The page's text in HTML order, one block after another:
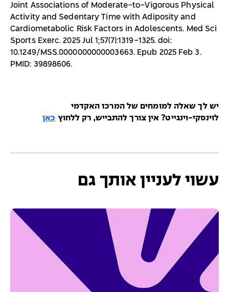
Joint Associations of Moderate-to-Vigorous Physical
Activity and Sedentary Time with Adiposity and
Cardiometabolic Risk Factors in Adolescents. Med Sci
Sports Exerc. 2025 Jul 1;57(7):1319-1325. doi:
10.1249/MSS.0000000000003663. Epub 2025 Feb 3.
PMID: 39898606.
יש לך שאלה למומחים של המרכז האקדמי
לוינסקי-וינגייט? אין צורך להתבייש, רק ללחוץ כאן
עשוי לעניין אותך גם